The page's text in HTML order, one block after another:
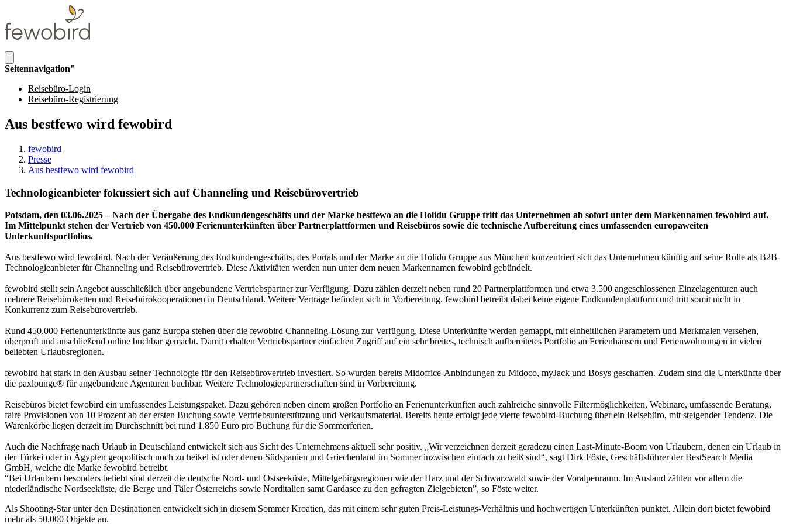
Seitennavigation"
Reisebüro-Login
Reisebüro-Registrierung
Aus bestfewo wird fewobird
fewobird
Presse
Aus bestfewo wird fewobird
Technologieanbieter fokussiert sich auf Channeling und Reisebürovertrieb
Potsdam, den 03.06.2025 – Nach der Übergabe des Endkundengeschäfts und der Marke bestfewo an die Holidu Gruppe tritt das Unternehmen ab sofort unter dem Markennamen fewobird auf.
Im Mittelpunkt stehen der Vertrieb von 450.000 Ferienunterkünften über Partnerplattformen und Reisebüros sowie die technische Aufbereitung eines umfassenden europaweiten
Unterkunftsportfolios.
Aus bestfewo wird fewobird. Nach der Veräußerung des Endkundengeschäfts, des Portals und der Marke an die Holidu Gruppe aus München konzentriert sich das Unternehmen künftig auf seine Rolle als B2B-
Technologieanbieter für Channeling und Reisebürovertrieb. Diese Aktivitäten werden nun unter dem neuen Markennamen fewobird gebündelt.
fewobird stellt sein Angebot ausschließlich über angebundene Vertriebspartner zur Verfügung. Dazu zählen derzeit neben rund 20 Partnerplattformen und etwa 3.500 angeschlossenen Einzelagenturen auch
mehrere Reisebüroketten und Reisebürokooperationen in Deutschland. Weitere Verträge befinden sich in Vorbereitung. fewobird betreibt dabei keine eigene Endkundenplattform und tritt somit nicht in
Konkurrenz zum Reisebürovertrieb.
Rund 450.000 Ferienunterkünfte aus ganz Europa stehen über die fewobird Channeling-Lösung zur Verfügung. Diese Unterkünfte werden gemappt, mit einheitlichen Parametern und Merkmalen versehen,
überprüft und anschließend online buchbar gemacht. Damit erhalten Vertriebspartner einfachen Zugriff auf ein sehr breites, technisch aufbereitetes Portfolio an Ferienhäusern und Ferienwohnungen in vielen
beliebten Urlaubsregionen.
fewobird hat stark in den Ausbau seiner Technologie für den Reisebürovertrieb investiert. So wurden bereits Midoffice-Anbindungen zu Midoco, myJack und Bosys geschaffen. Zudem sind die Unterkünfte über
die paxlounge® für angebundene Agenturen buchbar. Weitere Technologiepartnerschaften sind in Vorbereitung.
Reisebüros bietet fewobird ein umfassendes Leistungspaket. Dazu gehören neben einem großen Portfolio an Ferienunterkünften auch zahlreiche sinnvolle Filtermöglichkeiten, Webinare, umfassende Beratung,
faire Provisionen von 10 Prozent ab der ersten Buchung sowie Vertriebsunterstützung und Verkaufsmaterial. Bereits heute erfolgt jede vierte fewobird-Buchung über ein Reisebüro, mit steigender Tendenz. Die
Warenkörbe liegen derzeit im Durchschnitt bei rund 1.850 Euro pro Buchung für die Sommerferien.
Auch die Nachfrage nach Urlaub in Deutschland entwickelt sich aus Sicht des Unternehmens aktuell sehr positiv. „Wir verzeichnen derzeit geradezu einen Last-Minute-Boom von Urlaubern, denen ein Urlaub in
der Türkei oder in Ägypten geopolitisch noch zu heikel ist oder denen Südspanien und Griechenland im Sommer inzwischen einfach zu heiß sind“, sagt Dirk Föste, Geschäftsführer der BestSearch Media
GmbH, welche die Marke fewobird betreibt.
“Bei Urlaubern besonders beliebt sind derzeit die deutsche Nord- und Ostseeküste, Mittelgebirgsregionen wie der Harz und der Schwarzwald sowie der Voralpenraum. Im Ausland zählen vor allem die
niederländische Nordseeküste, die Berge und Täler Österreichs sowie Norditalien samt Gardasee zu den gefragten Zielgebieten”, so Föste weiter.
Als Shooting-Star unter den Destinationen entwickelt sich in diesem Sommer Kroatien, das mit einem sehr guten Preis-Leistungs-Verhältnis und hochwertigen Unterkünften punktet. Allein dort bietet fewobird
mehr als 50.000 Objekte an.